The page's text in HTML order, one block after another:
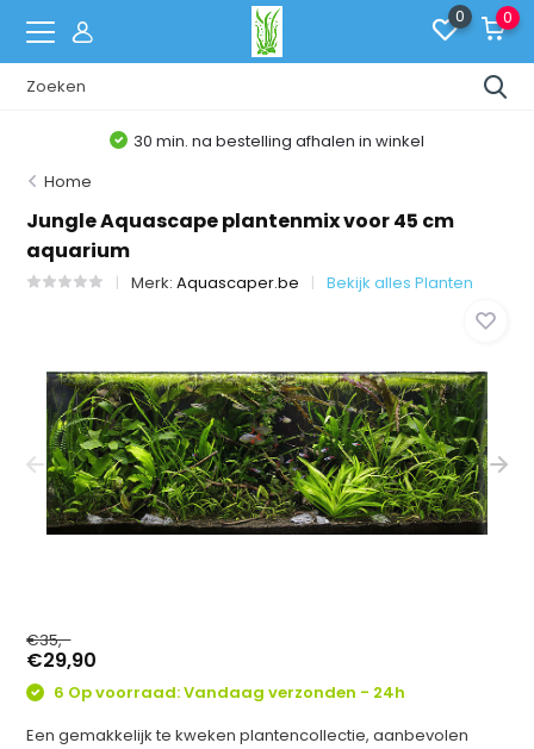
0 0
afhalen in winkel
Belgische
Home
Jungle Aquascape plantenmix voor 45 cm
aquarium
Merk:Aquascaper.be Bekijk alles Planten
€35,-
€29,90
6 Op voorraad: Vandaag verzonden - 24h
Een gemakkelijk te kweken plantencollectie, aanbevolen